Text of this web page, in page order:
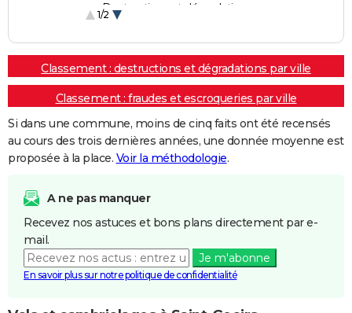
Destructions et dégradations
1/2
Classement : destructions et dégradations par ville
Classement : fraudes et escroqueries par ville
Si dans une commune, moins de cinq faits ont été recensés
au cours des trois dernières années, une donnée moyenne est
proposée à la place. Voir la méthodologie.
A ne pas manquer
Recevez nos astuces et bons plans directement par e-
mail.
Je m'abonne
En savoir plus sur notre politique de confidentialité